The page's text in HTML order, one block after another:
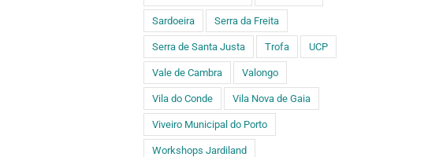
Sardoeira Serra da Freita
Serra de Santa Justa Trofa UCP
Vale de Cambra Valongo
Vila do Conde Vila Nova de Gaia
Viveiro Municipal do Porto
Workshops Jardiland